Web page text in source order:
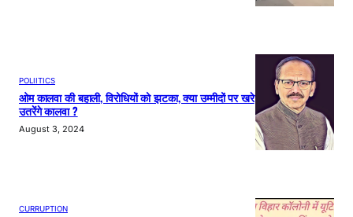
POLIITICS
ओम कालवा की बहाली, विरोधियों को झटका, क्या उम्मीदों पर खरे
उतरेंगे कालवा ?
August 3, 2024
CURRUPTION